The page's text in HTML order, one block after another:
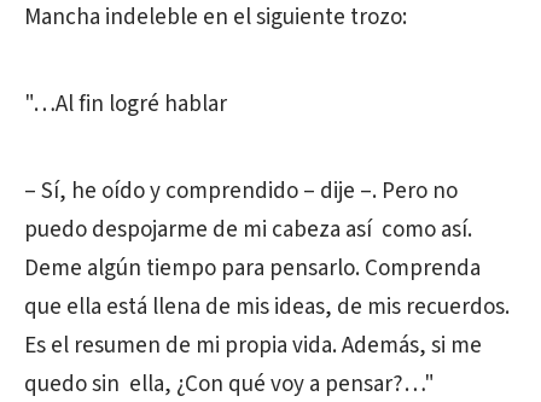
Mancha indeleble en el siguiente trozo:
"…Al fin logré hablar
– Sí, he oído y comprendido – dije –. Pero no
puedo despojarme de mi cabeza así como así.
Deme algún tiempo para pensarlo. Comprenda
que ella está llena de mis ideas, de mis recuerdos.
Es el resumen de mi propia vida. Además, si me
quedo sin ella, ¿Con qué voy a pensar?…"